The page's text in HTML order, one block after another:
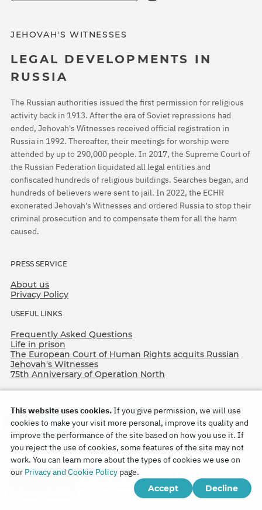
JEHOVAH'S WITNESSES
LEGAL DEVELOPMENTS IN
RUSSIA
The Russian authorities issued the first permission for religious
activity back in 1913. After the era of Soviet repressions had
ended, Jehovah's Witnesses received official registration in
Russia in 1992. Thereafter, their meetings for worship were
attended by up to 290,000 people. In 2017, the Supreme Court of
the Russian Federation liquidated all legal entities and
confiscated hundreds of religious buildings. Searches began, and
hundreds of believers were sent to jail. In 2022, the ECHR
exonerated Jehovah's Witnesses and ordered Russia to stop their
criminal prosecution and to compensate them for all the harm
caused.
PRESS SERVICE
About us
Privacy Policy
USEFUL LINKS
Frequently Asked Questions
Life in prison
The European Court of Human Rights acquits Russian
Jehovah's Witnesses
75th Anniversary of Operation North
Copyright © 2026
Watch Tower Bible and Tract Society of Korea.
This website uses cookies.If you give permission, we will use
cookies to make your visit more personal, improve its quality and
improve the performance of the site based on how you use it. If
you reject the use of cookies, some features of the site may not
work. You can learn more about the types of cookies we use on
our Privacy and Cookie Policy page.
Accept
Decline